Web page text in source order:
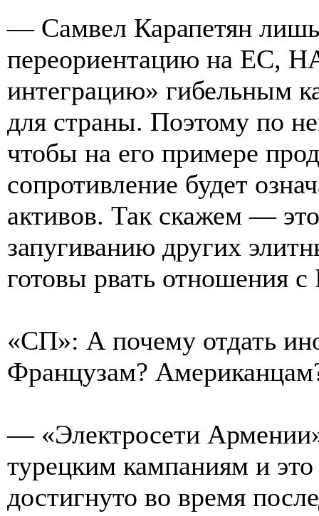
— Самвел Карапетян лишь
переориентацию на ЕС,
интеграцию» гибельным
для страны. Поэтому по
чтобы на его примере
сопротивление будет
активов. Так скажем —
запугиванию других
готовы рвать отношения
«СП»: А почему отдать
Французам?
— «Электросети
турецким кампаниям и
достигнуто во время